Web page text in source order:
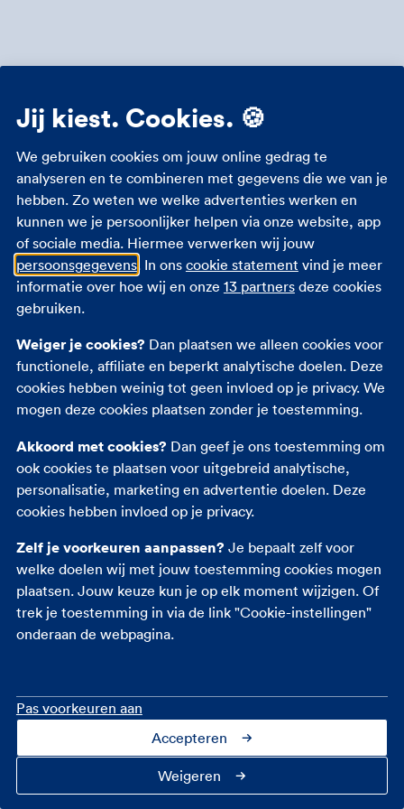
Jij kiest. Cookies. 🍪
We gebruiken cookies om jouw online gedrag te
analyseren en te combineren met gegevens die we van je
hebben. Zo weten we welke advertenties werken en
kunnen we je persoonlijker helpen via onze website, app
of sociale media. Hiermee verwerken wij jouw
persoonsgegevens. In ons cookie statement vind je meer
informatie over hoe wij en onze 13 partnersdeze cookies
gebruiken.
Weiger je cookies? Dan plaatsen we alleen cookies voor
functionele, affiliate en beperkt analytische doelen. Deze
cookies hebben weinig tot geen invloed op je privacy. We
mogen deze cookies plaatsen zonder je toestemming.
Akkoord met cookies? Dan geef je ons toestemming om
ook cookies te plaatsen voor uitgebreid analytische,
personalisatie, marketing en advertentie doelen. Deze
cookies hebben invloed op je privacy.
Zelf je voorkeuren aanpassen? Je bepaalt zelf voor
welke doelen wij met jouw toestemming cookies mogen
plaatsen. Jouw keuze kun je op elk moment wijzigen. Of
trek je toestemming in via de link "Cookie-instellingen"
onderaan de webpagina.
Pas voorkeuren aan
Accepteren
Weigeren